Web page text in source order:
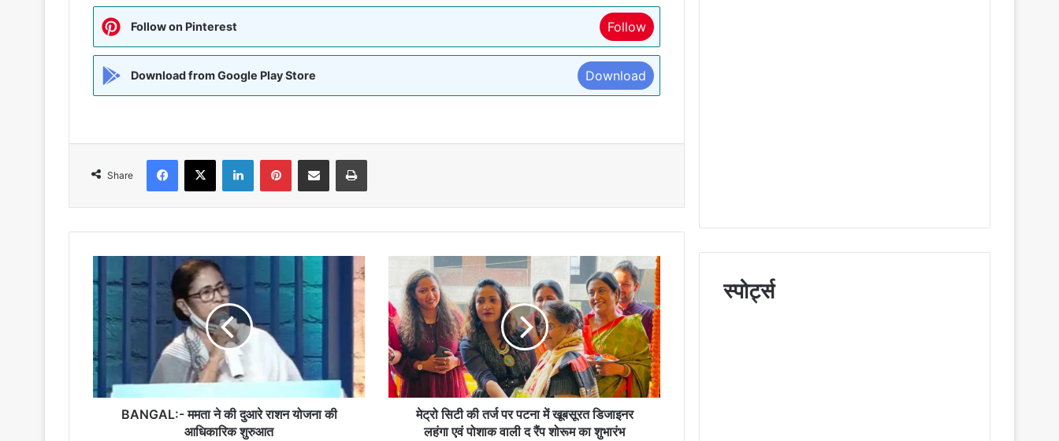
Follow on Pinterest Follow
Download from Google Play Store Download
Share
Facebook
X LinkedInPinterestShare via Email Print
ममता
की
दुआरे
योजना
आधिकारिक
BANGAL:- ममता ने की दुआरे राशन योजना की
आधिकारिक शुरुआत
तर्ज
पर
पटना
में
खूबसूरत
डिजाइनर
मेट्रो सिटी की तर्ज पर पटना में खूबसूरत डिजाइनर
लहंगा एवं पोशाक वाली द रैंप शोरूम का शुभारंभ
स्पोर्ट्स